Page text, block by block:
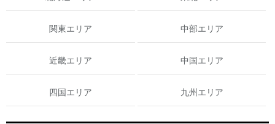
関東エリア 中部エリア
近畿エリア 中国エリア
四国エリア 九州エリア